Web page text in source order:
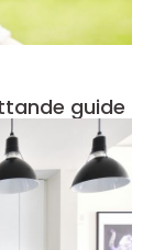
guide